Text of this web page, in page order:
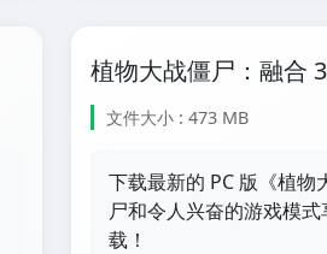
植物大战僵尸：融合
文件大小 : 473 MB
下载最新的 PC 版《植
尸和令人兴奋的游戏模
载！